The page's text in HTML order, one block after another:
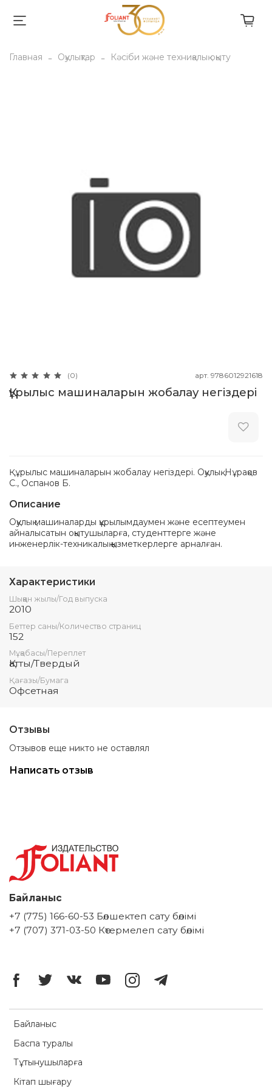
Главная Оқулықтар Кәсіби және техниқалық оқыту
(0) арт. 9786012921618
Құрылыс машиналарын жобалау негіздері
Құрылыс машиналарын жобалау негіздері. Оқулық. Нұрақов
С., Оспанов Б.
Описание
Оқулық машиналарды құрылымдаумен және есептеумен
айналысатын оқытушыларға, студенттерге және
инженерлік-техникалық қызметкерлерге арналған.
Характеристики
Шыққан жылы/Год выпуска
2010
Беттер саны/Количество страниц
152
Мұқабасы/Переплет
Қатты/Твердый
Қағазы/Бумага
Офсетная
Отзывы
Отзывов еще никто не оставлял
Написать отзыв
Байланыс
Баспа туралы
Тұтынушыларға
Кітап шығару
Байланыс
+7 (775) 166-60-53 Бөлшектеп сату бөлімі
+7 (707) 371-03-50 Көтермелеп сату бөлімі